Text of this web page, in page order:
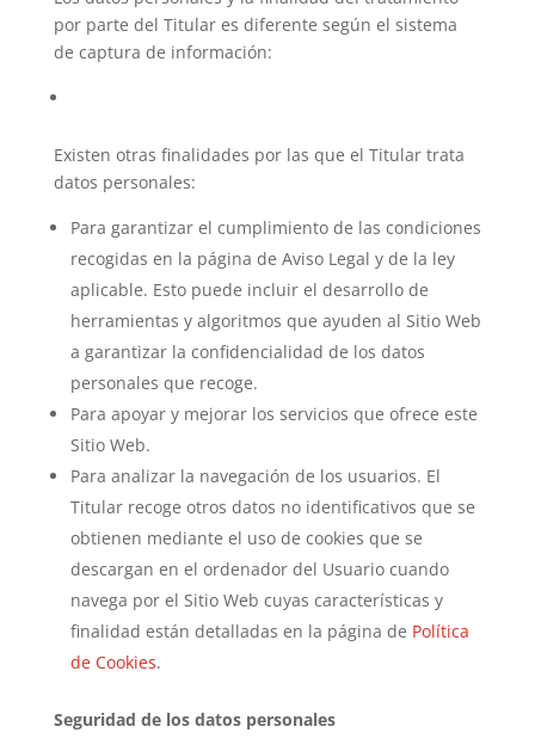
por parte del Titular es diferente según el sistema
de captura de información:
Existen otras finalidades por las que el Titular trata
datos personales:
Para garantizar el cumplimiento de las condiciones
recogidas en la página de Aviso Legal y de la ley
aplicable. Esto puede incluir el desarrollo de
herramientas y algoritmos que ayuden al Sitio Web
a garantizar la confidencialidad de los datos
personales que recoge.
Para apoyar y mejorar los servicios que ofrece este
Sitio Web.
Para analizar la navegación de los usuarios. El
Titular recoge otros datos no identificativos que se
obtienen mediante el uso de cookies que se
descargan en el ordenador del Usuario cuando
navega por el Sitio Web cuyas características y
finalidad están detalladas en la página de Política
de Cookies.
Seguridad de los datos personales